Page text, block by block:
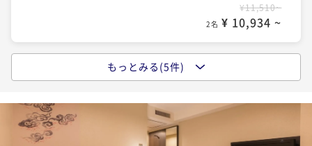
¥11,510~
2名 ¥ 10,934 ~
【早割りプラン】 28日前までの予約でお得！（素泊
素泊まり 現地決済可
IN 15:00 - 22:00 OUT10:00
ポイント即利用で
もっとみる(5件)